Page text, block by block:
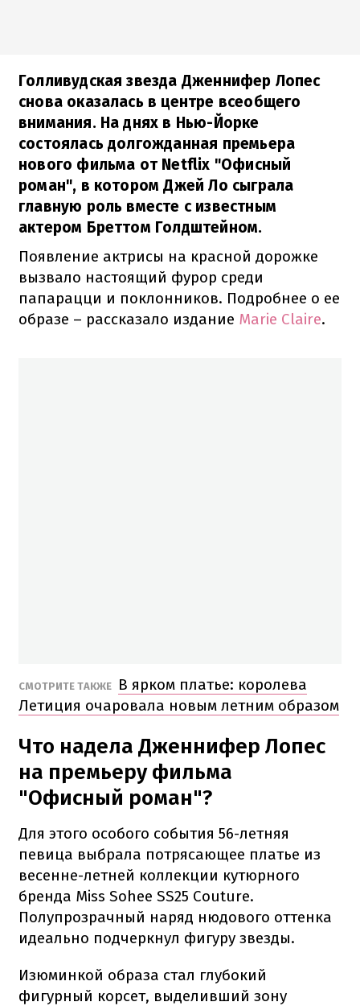
Голливудская звезда Дженнифер Лопес
снова оказалась в центре всеобщего
внимания. На днях в Нью-Йорке
состоялась долгожданная премьера
нового фильма от Netflix "Офисный
роман", в котором Джей Ло сыграла
главную роль вместе с известным
актером Бреттом Голдштейном.
Появление актрисы на красной дорожке
вызвало настоящий фурор среди
папарацци и поклонников. Подробнее о ее
образе – рассказало издание Marie Claire.
СМОТРИТЕ ТАКЖЕ
В ярком платье: королева
Летиция очаровала новым летним образом
Что надела Дженнифер Лопес
на премьеру фильма
"Офисный роман"?
Для этого особого события 56-летняя
певица выбрала потрясающее платье из
весенне-летней коллекции кутюрного
бренда Miss Sohee SS25 Couture.
Полупрозрачный наряд нюдового оттенка
идеально подчеркнул фигуру звезды.
Изюминкой образа стал глубокий
фигурный корсет, выделивший зону